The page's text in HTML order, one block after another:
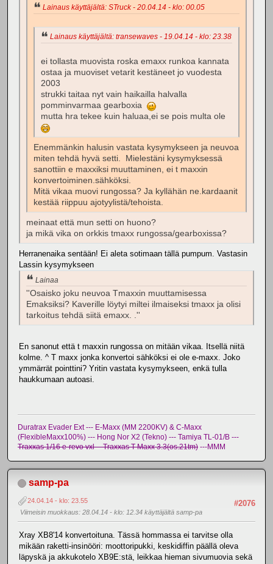
Lainaus käyttäjältä: STruck - 20.04.14 - klo: 00.05
Lainaus käyttäjältä: transewaves - 19.04.14 - klo: 23.38
ei tollasta muovista roska emaxx runkoa kannata
ostaa ja muoviset vetarit kestäneet jo vuodesta
2003
strukki taitaa nyt vain haikailla halvalla
pomminvarmaa gearboxia
mutta hra tekee kuin haluaa,ei se pois multa ole
Enemmänkin halusin vastata kysymykseen ja neuvoa
miten tehdä hyvä setti. Mielestäni kysymyksessä
sanottiin e maxxiksi muuttaminen, ei t maxxin
konvertoiminen.sähköksi.
Mitä vikaa muovi rungossa? Ja kyllähän ne.kardaanit
kestää riippuu ajotyylistä/tehoista.
meinaat että mun setti on huono?
ja mikä vika on orkkis tmaxx rungossa/gearboxissa?
Herranenaika sentään! Ei aleta sotimaan tällä pumpum. Vastasin
Lassin kysymykseen
Lainaa
''Osaisko joku neuvoa Tmaxxin muuttamisessa
Emaksiksi? Kaverille löytyi miltei ilmaiseksi tmaxx ja olisi
tarkoitus tehdä siitä emaxx. .''
En sanonut että t maxxin rungossa on mitään vikaa. Itsellä niitä
kolme. ^ T maxx jonka konvertoi sähköksi ei ole e-maxx. Joko
ymmärrät pointtini? Yritin vastata kysymykseen, enkä tulla
haukkumaan autoasi.
Duratrax Evader Ext --- E-Maxx (MM 2200KV) & C-Maxx
(FlexibleMaxx100%) --- Hong Nor X2 (Tekno) --- Tamiya TL-01/B ---
Traxxas 1/16 e-revo vxl -- Traxxas T-Maxx 3.3(os.21tm) ---MMM
samp-pa
#2076
24.04.14 - klo: 23.55
Viimeisin muokkaus: 28.04.14 - klo: 12.34 käyttäjältä samp-pa
Xray XB8'14 konvertoituna. Tässä hommassa ei tarvitse olla
mikään raketti-insinööri: moottoripukki, keskidiffin päällä oleva
läpyskä ja akkukotelo XB9E:stä, leikkaa hieman sivumuovia sekä